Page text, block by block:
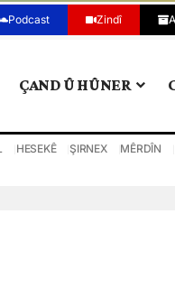
Podcast Zindî
ÇAND Û HÛNER
HESEKÊ ŞIRNEX MÊRDÎN